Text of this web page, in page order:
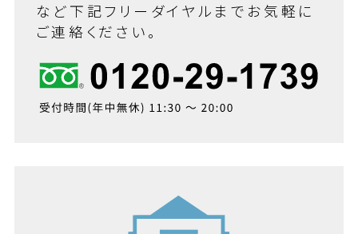
など下記フリーダイヤルまでお気軽に
ご連絡ください。